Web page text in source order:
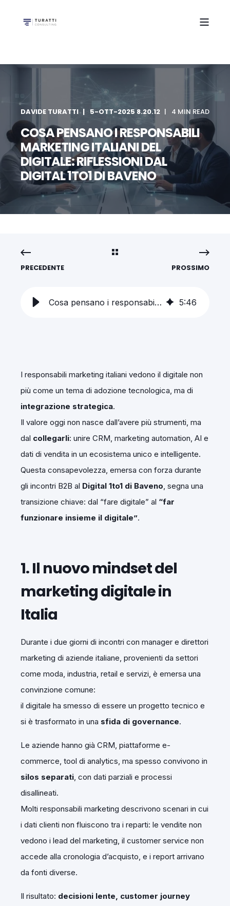
DAVIDE TURATTI 5-OTT-2025 8.20.12 4 MIN READ
COSA PENSANO I RESPONSABILI
MARKETING ITALIANI DEL
DIGITALE: RIFLESSIONI DAL
DIGITAL 1TO1 DI BAVENO
PRECEDENTE PROSSIMO
Cosa pensano i responsabili marketing italiani del digitale: riflessioni dal Digital 1to1 di Baveno 5:46
I responsabili marketing italiani vedono il digitale non
più come un tema di adozione tecnologica, ma di
integrazione strategica.
Il valore oggi non nasce dall’avere più strumenti, ma
dal collegarli: unire CRM, marketing automation, AI e
dati di vendita in un ecosistema unico e intelligente.
Questa consapevolezza, emersa con forza durante
gli incontri B2B al Digital 1to1 di Baveno , segna una
transizione chiave: dal “fare digitale” al “far
funzionare insieme il digitale”.
1. Il nuovo mindset del
marketing digitale in
Italia
Durante i due giorni di incontri con manager e direttori
marketing di aziende italiane, provenienti da settori
come moda, industria, retail e servizi, è emersa una
convinzione comune:
il digitale ha smesso di essere un progetto tecnico e
si è trasformato in una sfida di governance.
Le aziende hanno già CRM, piattaforme e-
commerce, tool di analytics, ma spesso convivono in
silos separati , con dati parziali e processi
disallineati.
Molti responsabili marketing descrivono scenari in cui
i dati clienti non fluiscono tra i reparti: le vendite non
vedono i lead del marketing, il customer service non
accede alla cronologia d’acquisto, e i report arrivano
da fonti diverse.
Il risultato: decisioni lente, customer journey